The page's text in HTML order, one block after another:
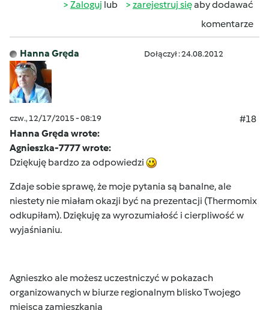
Zaloguj lub zarejestruj sięaby dodawać
komentarze
Hanna Gręda Dołączył : 24.08.2012
czw., 12/17/2015 - 08:19
#18
Hanna Gręda wrote:
Agnieszka-7777 wrote:
Dziękuję bardzo za odpowiedzi
Zdaje sobie sprawę, że moje pytania są banalne, ale
niestety nie miałam okazji być na prezentacji (Thermomix
odkupiłam). Dziękuję za wyrozumiałość i cierpliwość w
wyjaśnianiu.
Agnieszko ale możesz uczestniczyć w pokazach
organizowanych w biurze regionalnym blisko Twojego
miejsca zamieszkania